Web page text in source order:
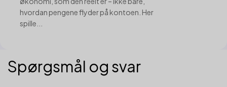
hvordan pengene flyder på kontoen. Her
spille...
Spørgsmål og svar